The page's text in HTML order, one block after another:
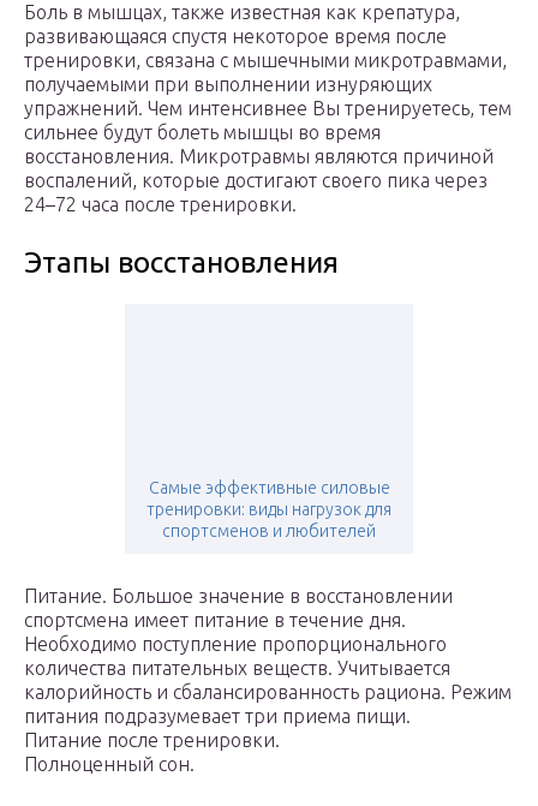
Боль в мышцах, также известная как крепатура,
развивающаяся спустя некоторое время после
тренировки, связана с мышечными микротравмами,
получаемыми при выполнении изнуряющих
упражнений. Чем интенсивнее Вы тренируетесь, тем
сильнее будут болеть мышцы во время
восстановления. Микротравмы являются причиной
воспалений, которые достигают своего пика через
24–72 часа после тренировки.
Этапы восстановления
Самые эффективные силовые
тренировки: виды нагрузок для
спортсменов и любителей
Питание. Большое значение в восстановлении
спортсмена имеет питание в течение дня.
Необходимо поступление пропорционального
количества питательных веществ. Учитывается
калорийность и сбалансированность рациона. Режим
питания подразумевает три приема пищи.
Питание после тренировки.
Полноценный сон.